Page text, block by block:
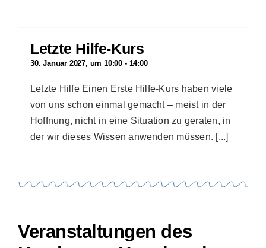
Letzte Hilfe-Kurs
30. Januar 2027, um 10:00 - 14:00
Letzte Hilfe Einen Erste Hilfe-Kurs haben viele
von uns schon einmal gemacht – meist in der
Hoffnung, nicht in eine Situation zu geraten, in
der wir dieses Wissen anwenden müssen. [...]
Veranstaltungen des